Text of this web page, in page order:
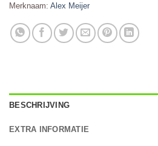
Merknaam: Alex Meijer
BESCHRIJVING
EXTRA INFORMATIE